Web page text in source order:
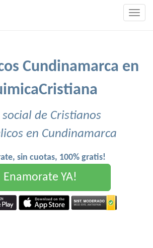
Cundinamarca en
social de Cristianos
en Cundinamarca
sin cuotas, 100% gratis!
Enamorate YA!